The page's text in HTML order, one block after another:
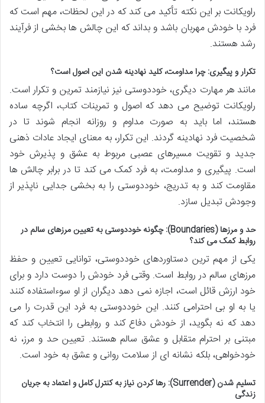
راویکانت بر این نکته تأکید می کند که در این لحظات، مهم است که
فرد با خودش مهربان باشد و بداند که این چالش ها بخشی از فرآیند
رشد هستند.
تکرار و پیگیری: چرا مداومت، کلید نهادینه شدن این اصول است؟
مانند هر مهارت دیگری، خوددوستی نیز نیازمند تمرین و تکرار است.
راویکانت توضیح می دهد که اصول و تمرینات کتاب، اگرچه ساده
هستند، اما باید به صورت مداوم و روزانه انجام شوند تا در
شخصیت فرد نهادینه گردند. این تکرار، به معنای ایجاد عادات ذهنی
جدید و تقویت مسیرهای عصبی مربوط به عشق و پذیرش خود
است. پیگیری و مداومت، به فرد کمک می کند تا در برابر چالش ها
مقاومت کند و به تدریج، خوددوستی را به بخشی جدایی ناپذیر از
وجودش تبدیل سازد.
حد و مرزها (Boundaries): چگونه خوددوستی به تعیین مرزهای سالم در
روابط کمک می کند؟
یکی از مهم ترین دستاوردهای خوددوستی، توانایی تعیین و حفظ
مرزهای سالم در روابط است. وقتی فرد خودش را دوست دارد و برای
خود ارزش قائل است، اجازه نمی دهد دیگران از او سوءاستفاده کنند
یا به او بی احترامی کنند. این خوددوستی به فرد این قدرت را می
دهد که نه بگوید، از خودش دفاع کند و روابطی را انتخاب کند که
مبتنی بر احترام متقابل و عشق سالم هستند. تعیین حد و مرز، نه
خودخواهی، بلکه نشانه ای از سلامت روانی و عشق به خود است.
تسلیم شدن (Surrender): رها کردن نیاز به کنترل کامل و اعتماد به جریان
زندگی